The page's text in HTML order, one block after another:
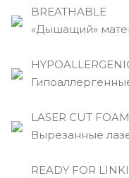
BREATHABLE
«Дышащий»
LASER CUT FOAM
Вырезанные
READY FOR